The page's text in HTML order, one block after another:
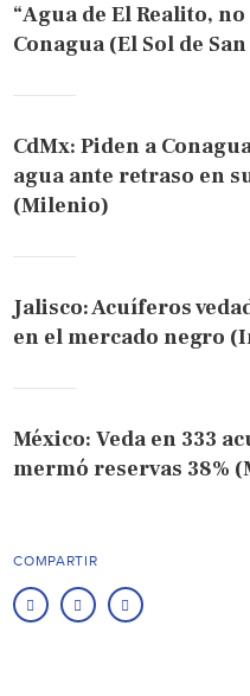
“Agua de El Realito,
Conagua (El Sol de
CdMx: Piden a
agua ante retraso en
(Milenio)
Jalisco: Acuíferos
en el mercado negro
México: Veda en 333
mermó reservas 38%
COMPARTIR